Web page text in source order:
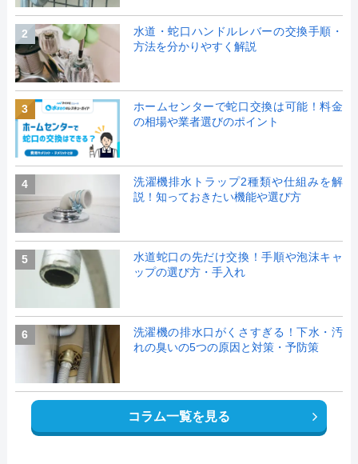
2
水道・蛇口ハンドルレバーの交換手順・
方法を分かりやすく解説
3
ホームセンターで蛇口交換は可能！料金
の相場や業者選びのポイント
4
洗濯機排水トラップ2種類や仕組みを解
説！知っておきたい機能や選び方
5
水道蛇口の先だけ交換！手順や泡沫キャ
ップの選び方・手入れ
6
洗濯機の排水口がくさすぎる！下水・汚
れの臭いの5つの原因と対策・予防策
コラム一覧を見る